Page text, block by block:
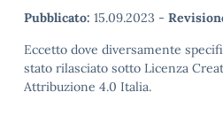
Pubblicato: 15.09.2023 -
Eccetto dove diversamente
stato rilasciato sotto Licenza
Attribuzione 4.0 Italia.